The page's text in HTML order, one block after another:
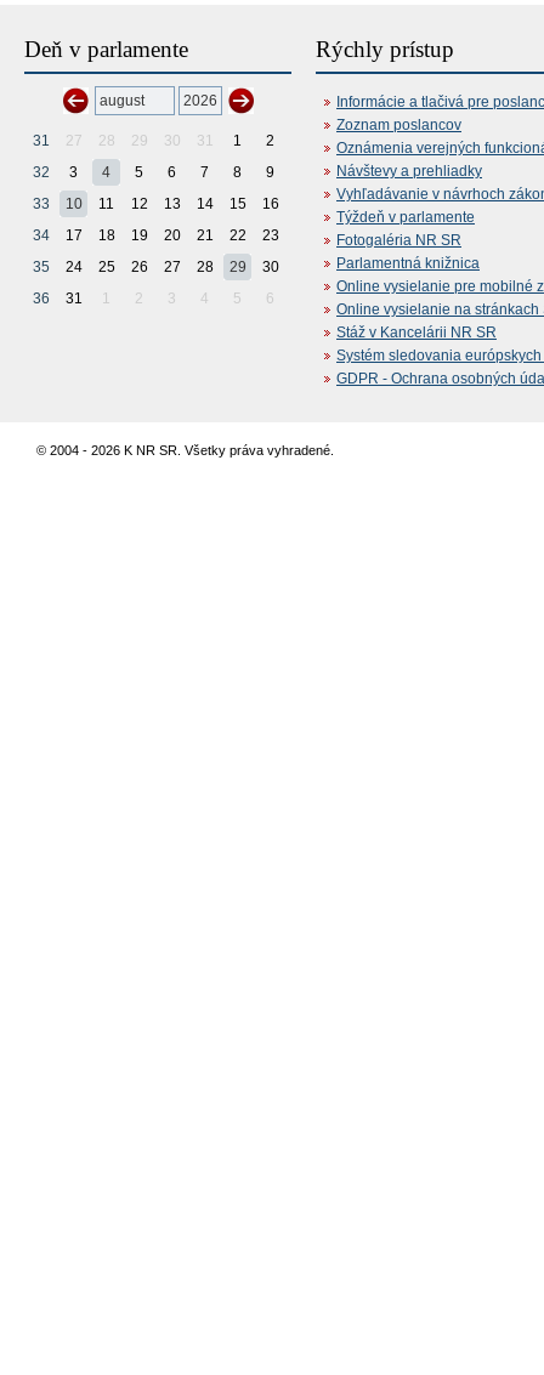
Deň v parlamente
31 27 28 29 30 31 1
2
32
3 4 5 6 7 8
9
33
10 11 12 13 14 15
16
34
17 18 19 20 21 22
23
35
24 25 26 27 28 29
30
36
31 1 2 3 4 5 6
Rýchly prístup
Informácie a tlačivá pre
Zoznam poslancov
Oznámenia verejných
Návštevy a prehliadky
Vyhľadávanie v návrhoch
Týždeň v parlamente
Fotogaléria NR SR
Parlamentná knižnica
Online vysielanie pre mobilné
Online vysielanie na stránkach
Stáž v Kancelárii NR SR
Systém sledovania
GDPR - Ochrana osobných
© 2004 - 2026 K NR SR. Všetky práva vyhradené.